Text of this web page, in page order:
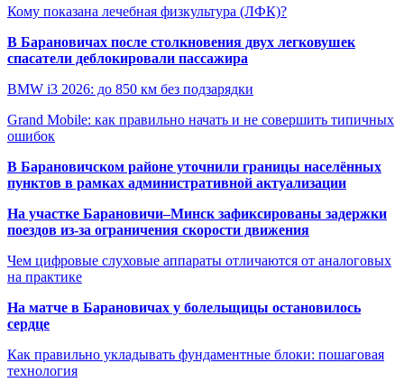
Кому показана лечебная физкультура (ЛФК)?
В Барановичах после столкновения двух легковушек
спасатели деблокировали пассажира
BMW i3 2026: до 850 км без подзарядки
Grand Mobile: как правильно начать и не совершить типичных
ошибок
В Барановичском районе уточнили границы населённых
пунктов в рамках административной актуализации
На участке Барановичи–Минск зафиксированы задержки
поездов из-за ограничения скорости движения
Чем цифровые слуховые аппараты отличаются от аналоговых
на практике
На матче в Барановичах у болельщицы остановилось
сердце
Как правильно укладывать фундаментные блоки: пошаговая
технология